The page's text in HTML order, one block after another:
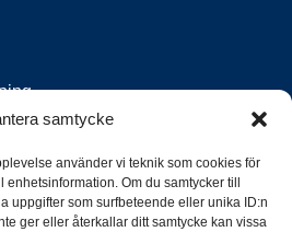
samtycke
använder vi teknik som cookies för
Om du samtycker till
uppgifter som surfbeteende eller unika ID:n
ger eller återkallar ditt samtycke kan vissa